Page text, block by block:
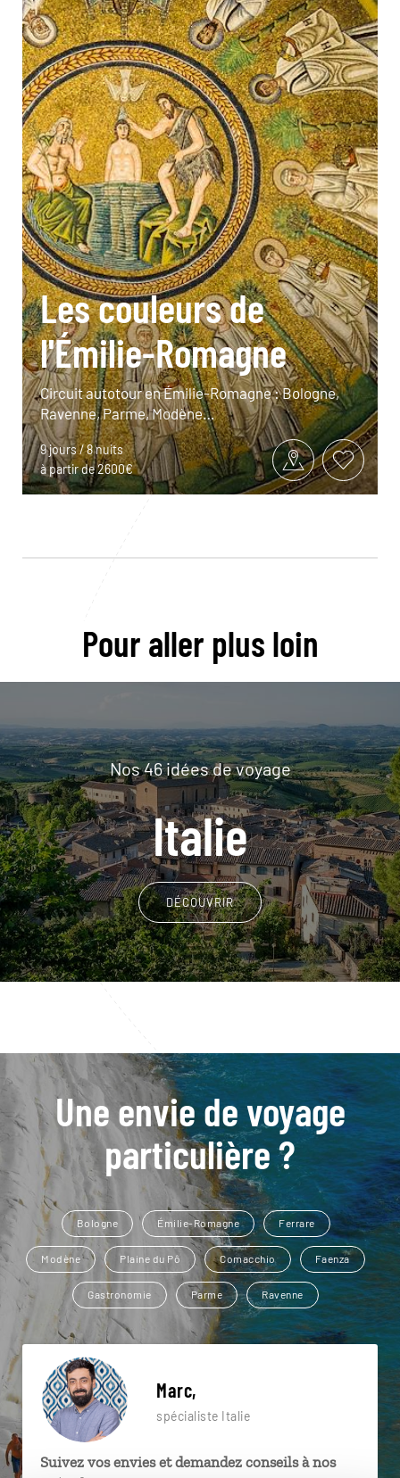
Les couleurs de
l'Émilie-Romagne
Circuit autotour en Émilie-Romagne : Bologne,
Ravenne, Parme, Modène…
9 jours / 8 nuits
à partir de 2600€
Pour aller plus loin
Nos 46 idées de voyage
Italie
DÉCOUVRIR
Une envie de voyage
particulière ?
Bologne Émilie-Romagne Ferrare
Modène Plaine du Pô Comacchio Faenza
Gastronomie Parme Ravenne
Marc,
spécialiste Italie
Suivez vos envies et demandez conseils à nos